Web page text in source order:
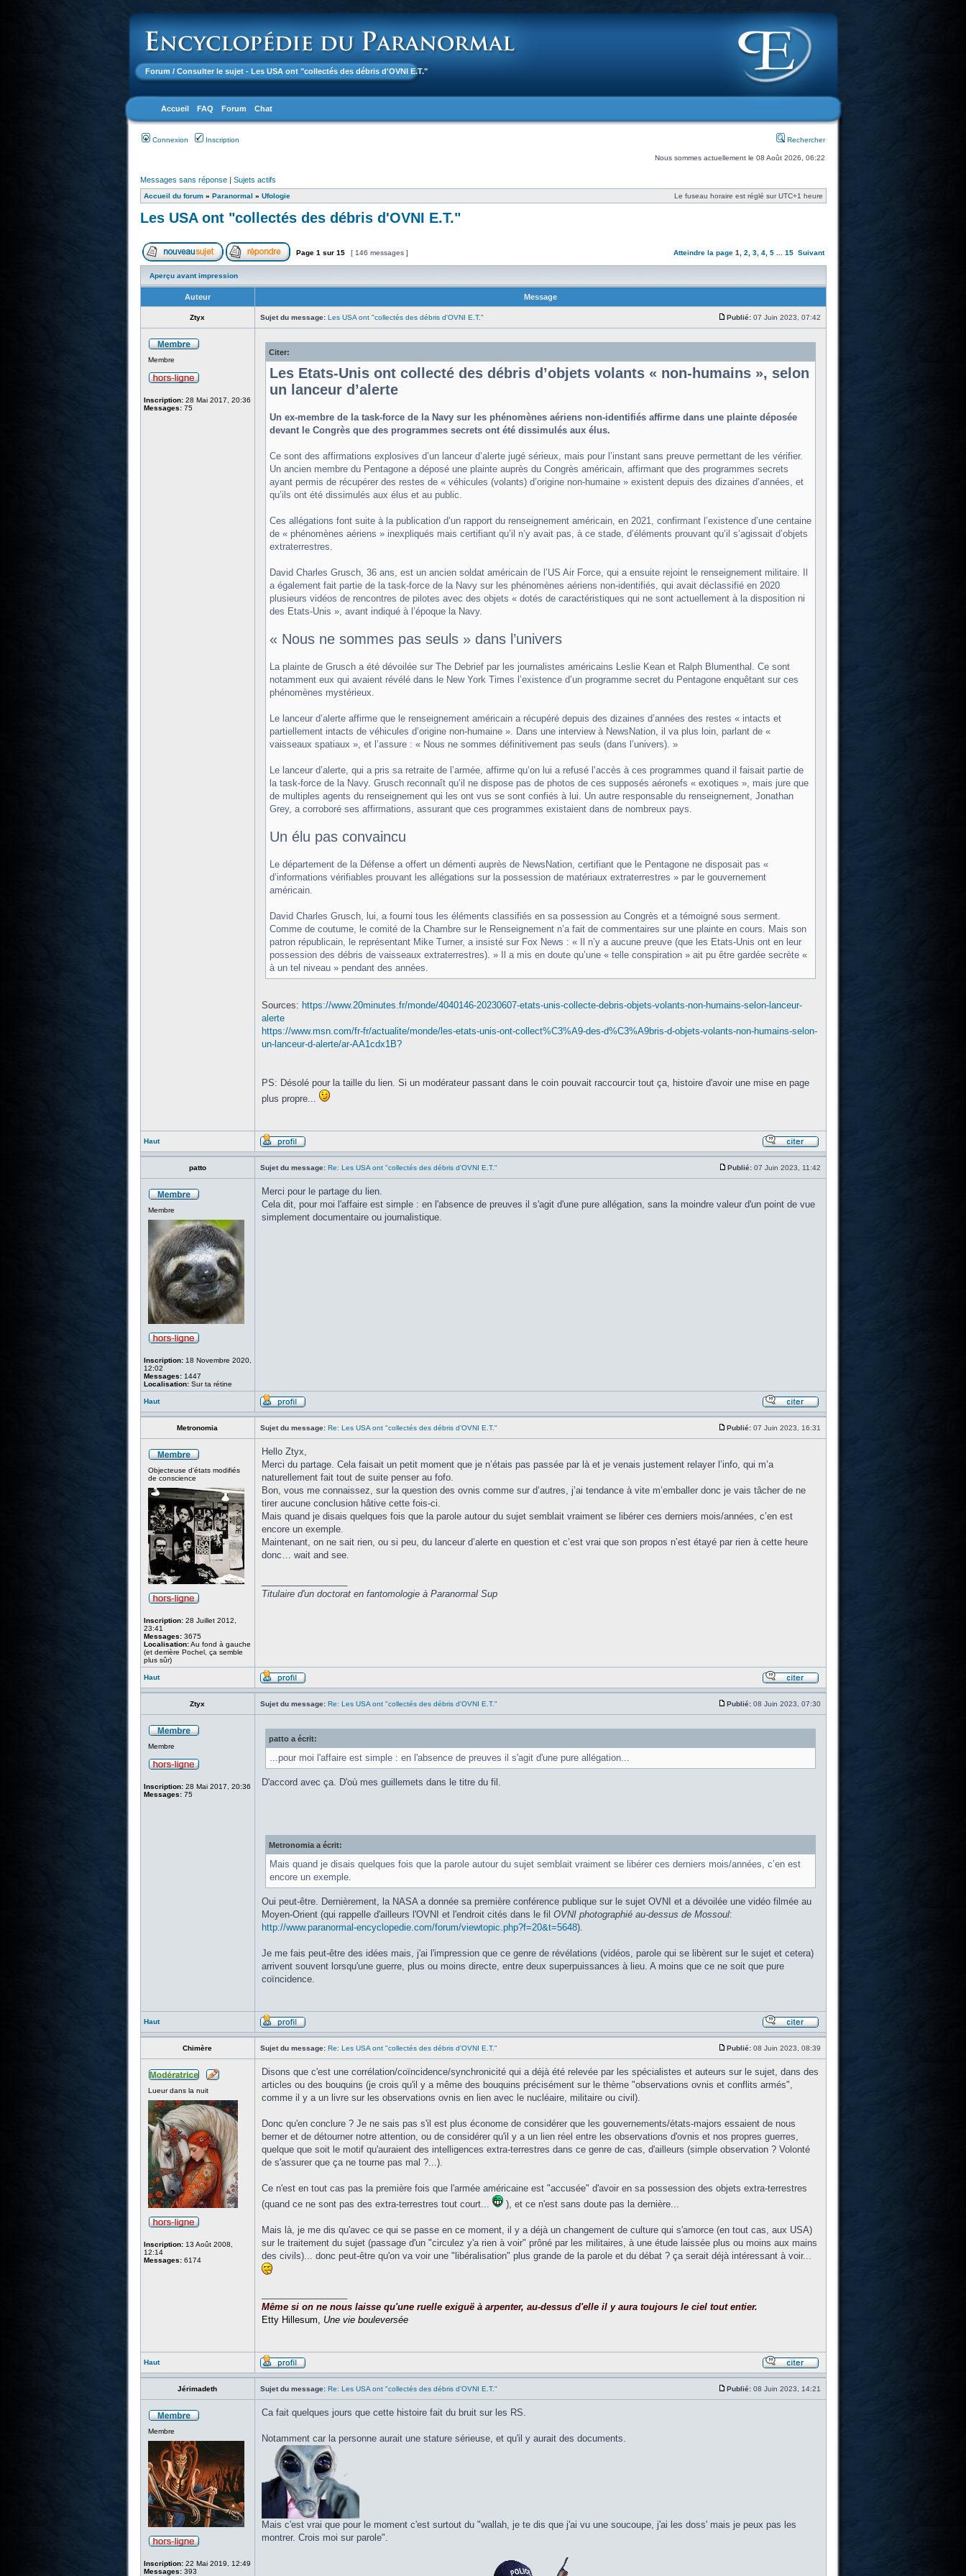
Forum / Consulter le sujet - Les USA ont "collectés des débris d'OVNI E.T."
Accueil FAQ Forum Chat
Connexion Inscription Rechercher
Nous sommes actuellement le 08 Août 2026, 06:22
Messages sans réponse| Sujets actifs
Accueil du forum» Paranormal » Ufologie Le fuseau horaire est réglé sur UTC+1 heure
Les USA ont "collectés des débris d'OVNI E.T."
Page 1 sur 15 [ 146 messages ] Atteindre la page 1 2 3, 4, 5... 15 Suivant
Aperçu avant impression
Auteur Message
Ztyx Sujet du message: Les USA ont "collectés des débris d'OVNI E.T." Publié:07 Juin 2023, 07:42
Membre
Inscription:28 Mai 2017, 20:36
Messages:75
Citer:
Les Etats-Unis ont collecté des débris d’objets volants « non-humains », selon
un lanceur d’alerte
Un ex-membre de la task-force de la Navy sur les phénomènes aériens non-identifiés affirme dans une plainte déposée
devant le Congrès que des programmes secrets ont été dissimulés aux élus.
Ce sont des affirmations explosives d’un lanceur d’alerte jugé sérieux, mais pour l’instant sans preuve permettant de les vérifier.
Un ancien membre du Pentagone a déposé une plainte auprès du Congrès américain, affirmant que des programmes secrets
ayant permis de récupérer des restes de « véhicules (volants) d’origine non-humaine » existent depuis des dizaines d’années, et
qu’ils ont été dissimulés aux élus et au public.
Ces allégations font suite à la publication d’un rapport du renseignement américain, en 2021, confirmant l’existence d’une centaine
de « phénomènes aériens » inexpliqués mais certifiant qu’il n’y avait pas, à ce stade, d’éléments prouvant qu’il s’agissait d’objets
extraterrestres.
David Charles Grusch, 36 ans, est un ancien soldat américain de l’US Air Force, qui a ensuite rejoint le renseignement militaire. Il
a également fait partie de la task-force de la Navy sur les phénomènes aériens non-identifiés, qui avait déclassifié en 2020
plusieurs vidéos de rencontres de pilotes avec des objets « dotés de caractéristiques qui ne sont actuellement à la disposition ni
des Etats-Unis », avant indiqué à l’époque la Navy.
« Nous ne sommes pas seuls » dans l’univers
La plainte de Grusch a été dévoilée sur The Debrief par les journalistes américains Leslie Kean et Ralph Blumenthal. Ce sont
notamment eux qui avaient révélé dans le New York Times l’existence d’un programme secret du Pentagone enquêtant sur ces
phénomènes mystérieux.
Le lanceur d’alerte affirme que le renseignement américain a récupéré depuis des dizaines d’années des restes « intacts et
partiellement intacts de véhicules d’origine non-humaine ». Dans une interview à NewsNation, il va plus loin, parlant de «
vaisseaux spatiaux », et l’assure : « Nous ne sommes définitivement pas seuls (dans l’univers). »
Le lanceur d’alerte, qui a pris sa retraite de l’armée, affirme qu’on lui a refusé l’accès à ces programmes quand il faisait partie de
la task-force de la Navy. Grusch reconnaît qu’il ne dispose pas de photos de ces supposés aéronefs « exotiques », mais jure que
de multiples agents du renseignement qui les ont vus se sont confiés à lui. Un autre responsable du renseignement, Jonathan
Grey, a corroboré ses affirmations, assurant que ces programmes existaient dans de nombreux pays.
Un élu pas convaincu
Le département de la Défense a offert un démenti auprès de NewsNation, certifiant que le Pentagone ne disposait pas «
d’informations vérifiables prouvant les allégations sur la possession de matériaux extraterrestres » par le gouvernement
américain.
David Charles Grusch, lui, a fourni tous les éléments classifiés en sa possession au Congrès et a témoigné sous serment.
Comme de coutume, le comité de la Chambre sur le Renseignement n’a fait de commentaires sur une plainte en cours. Mais son
patron républicain, le représentant Mike Turner, a insisté sur Fox News : « Il n’y a aucune preuve (que les Etats-Unis ont en leur
possession des débris de vaisseaux extraterrestres). » Il a mis en doute qu’une « telle conspiration » ait pu être gardée secrète «
à un tel niveau » pendant des années.
Sources: https://www.20minutes.fr/monde/4040146-20230607-etats-unis-collecte-debris-objets-volants-non-humains-selon-lanceur-
alerte
https://www.msn.com/fr-fr/actualite/monde/les-etats-unis-ont-collect%C3%A9-des-d%C3%A9bris-d-objets-volants-non-humains-selon-
un-lanceur-d-alerte/ar-AA1cdx1B?
PS: Désolé pour la taille du lien. Si un modérateur passant dans le coin pouvait raccourcir tout ça, histoire d'avoir une mise en page
plus propre...
Haut
patto Sujet du message: Re: Les USA ont "collectés des débris d'OVNI E.T." Publié:07 Juin 2023, 11:42
Membre
Inscription:18 Novembre 2020,
12:02
Messages:1447
Localisation:Sur ta rétine
Merci pour le partage du lien.
Cela dit, pour moi l'affaire est simple : en l'absence de preuves il s'agit d'une pure allégation, sans la moindre valeur d'un point de vue
simplement documentaire ou journalistique.
Haut
Metronomia Sujet du message: Re: Les USA ont "collectés des débris d'OVNI E.T." Publié:07 Juin 2023, 16:31
Objecteuse d'états modifiés
de conscience
Inscription:28 Juillet 2012,
23:41
Messages:3675
Localisation:Au fond à gauche
(et derrière Pochel, ça semble
plus sûr)
Hello Ztyx,
Merci du partage. Cela faisait un petit moment que je n’étais pas passée par là et je venais justement relayer l’info, qui m’a
naturellement fait tout de suite penser au fofo.
Bon, vous me connaissez, sur la question des ovnis comme sur d’autres, j’ai tendance à vite m’emballer donc je vais tâcher de ne
tirer aucune conclusion hâtive cette fois-ci.
Mais quand je disais quelques fois que la parole autour du sujet semblait vraiment se libérer ces derniers mois/années, c’en est
encore un exemple.
Maintenant, on ne sait rien, ou si peu, du lanceur d’alerte en question et c’est vrai que son propos n’est étayé par rien à cette heure
donc… wait and see.
Titulaire d'un doctorat en fantomologie à Paranormal Sup
Haut
Ztyx Sujet du message: Re: Les USA ont "collectés des débris d'OVNI E.T." Publié:08 Juin 2023, 07:30
Membre
Inscription:28 Mai 2017, 20:36
Messages:75
patto a écrit:
...pour moi l'affaire est simple : en l'absence de preuves il s'agit d'une pure allégation...
D'accord avec ça. D'où mes guillemets dans le titre du fil.
Metronomia a écrit:
Mais quand je disais quelques fois que la parole autour du sujet semblait vraiment se libérer ces derniers mois/années, c’en est
encore un exemple.
Oui peut-être. Dernièrement, la NASA a donnée sa première conférence publique sur le sujet OVNI et a dévoilée une vidéo filmée au
Moyen-Orient (qui rappelle d'ailleurs l'OVNI et l'endroit cités dans le fil OVNI photographié au-dessus de Mossoul:
http://www.paranormal-encyclopedie.com/forum/viewtopic.php?f=20&t=5648).
Je me fais peut-être des idées mais, j'ai l'impression que ce genre de révélations (vidéos, parole qui se libèrent sur le sujet et cetera)
arrivent souvent lorsqu'une guerre, plus ou moins directe, entre deux superpuissances à lieu. A moins que ce ne soit que pure
coïncidence.
Haut
Chimère Sujet du message: Re: Les USA ont "collectés des débris d'OVNI E.T." Publié:08 Juin 2023, 08:39
Lueur dans la nuit
Inscription:13 Août 2008,
12:14
Messages:6174
Disons que c'est une corrélation/coïncidence/synchronicité qui a déjà été relevée par les spécialistes et auteurs sur le sujet, dans des
articles ou des bouquins (je crois qu'il y a même des bouquins précisément sur le thème "observations ovnis et conflits armés",
comme il y a un livre sur les observations ovnis en lien avec le nucléaire, militaire ou civil).
Donc qu'en conclure ? Je ne sais pas s'il est plus économe de considérer que les gouvernements/états-majors essaient de nous
berner et de détourner notre attention, ou de considérer qu'il y a un lien réel entre les observations d'ovnis et nos propres guerres,
quelque que soit le motif qu'auraient des intelligences extra-terrestres dans ce genre de cas, d'ailleurs (simple observation ? Volonté
de s'assurer que ça ne tourne pas mal ?...).
Ce n'est en tout cas pas la première fois que l'armée américaine est "accusée" d'avoir en sa possession des objets extra-terrestres
(quand ce ne sont pas des extra-terrestres tout court...
), et ce n'est sans doute pas la dernière...
Mais là, je me dis qu'avec ce qui se passe en ce moment, il y a déjà un changement de culture qui s'amorce (en tout cas, aux USA)
sur le traitement du sujet (passage d'un "circulez y'a rien à voir" prôné par les militaires, à une étude laissée plus ou moins aux mains
des civils)... donc peut-être qu'on va voir une "libéralisation" plus grande de la parole et du débat ? ça serait déjà intéressant à voir...
Même si on ne nous laisse qu'une ruelle exiguë à arpenter, au-dessus d'elle il y aura toujours le ciel tout entier.
Etty Hillesum, Une vie bouleversée
Haut
Jérimadeth Sujet du message: Re: Les USA ont "collectés des débris d'OVNI E.T." Publié:08 Juin 2023, 14:21
Membre
Inscription:22 Mai 2019, 12:49
Messages:393
Ca fait quelques jours que cette histoire fait du bruit sur les RS.
Notamment car la personne aurait une stature sérieuse, et qu'il y aurait des documents.
Mais c'est vrai que pour le moment c'est surtout du "wallah, je te dis que j'ai vu une soucoupe, j'ai les doss' mais je peux pas les
montrer. Crois moi sur parole".